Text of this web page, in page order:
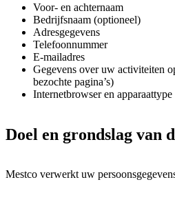
Voor- en achternaam
Bedrijfsnaam (optioneel)
Adresgegevens
Telefoonnummer
E-mailadres
Gegevens over uw activiteiten
bezochte pagina’s)
Internetbrowser en apparaattype
Doel en grondslag van
Mestco verwerkt uw